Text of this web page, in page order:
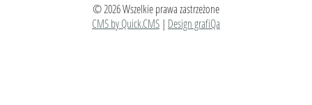
© 2026 Wszelkie prawa zastrzeżone
CMS by Quick.CMS | Design grafiQa